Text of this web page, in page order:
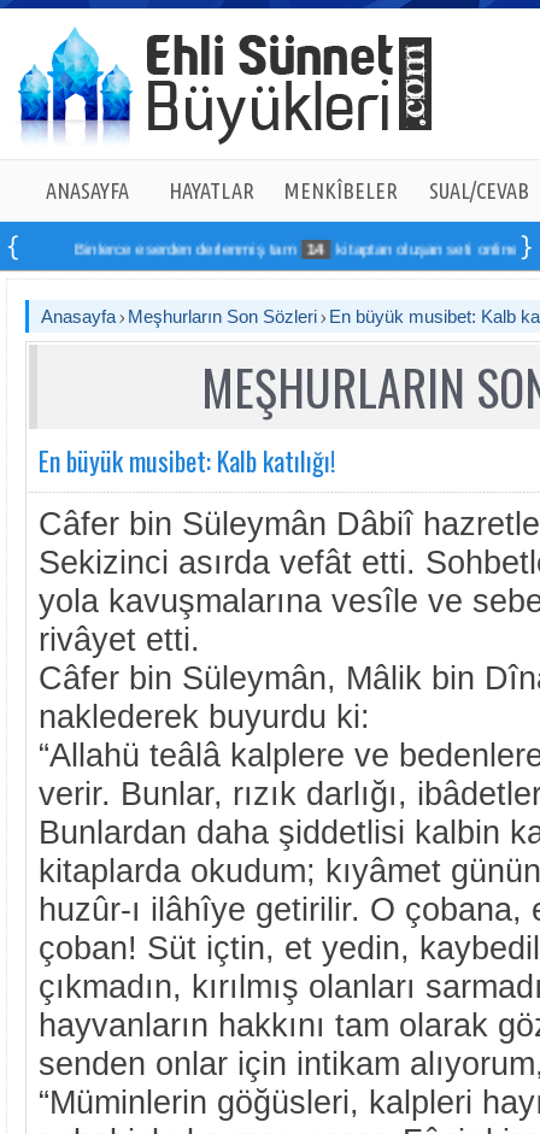
ANASAYFA HAYATLAR MENKÎBELER SUAL/CEVAB
Binlerce eserden derlenmiş tam 14 kitaptan oluşan seti online sipariş
Anasayfa Meşhurların Son Sözleri En büyük musibet: Kalb
MEŞHURLARIN
En büyük musibet: Kalb katılığı!
Câfer bin Süleymân Dâbiî
Sekizinci asırda vefât etti.
yola kavuşmalarına vesîle ve
rivâyet etti.
Câfer bin Süleymân, Mâlik bin
naklederek buyurdu ki:
“Allahü teâlâ kalplere ve
verir. Bunlar, rızık darlığı,
Bunlardan daha şiddetlisi kalbin
kitaplarda okudum; kıyâmet
huzûr-ı ilâhîye getirilir. O çobana,
çoban! Süt içtin, et yedin,
çıkmadın, kırılmış olanları
hayvanların hakkını tam olarak
senden onlar için intikam
“Müminlerin göğüsleri, kalpleri